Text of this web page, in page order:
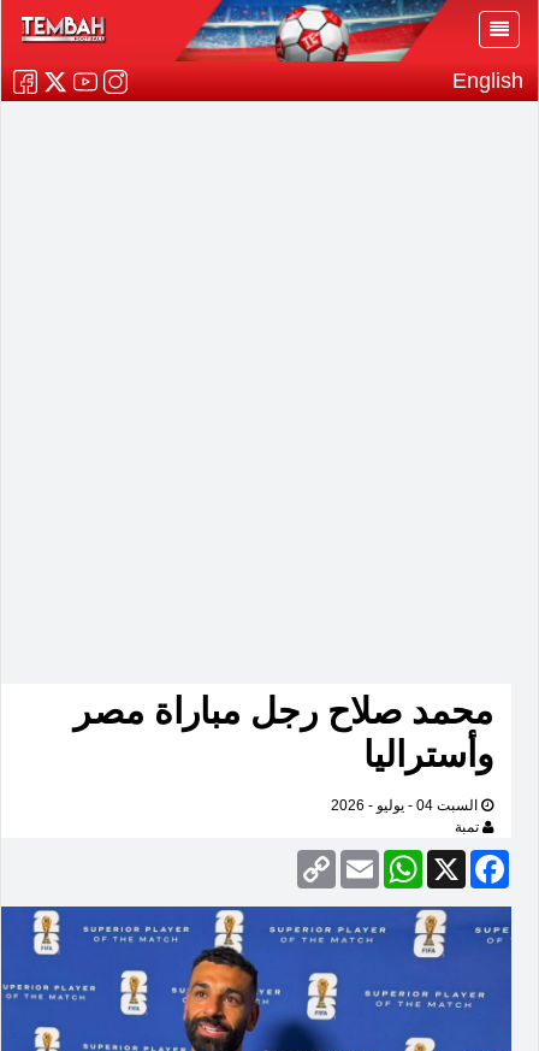
English
محمد صلاح رجل مباراة مصر
وأستراليا
السبت 04 - يوليو - 2026
تمبة
Facebook
X
WhatsApp
Email
Copy
Link